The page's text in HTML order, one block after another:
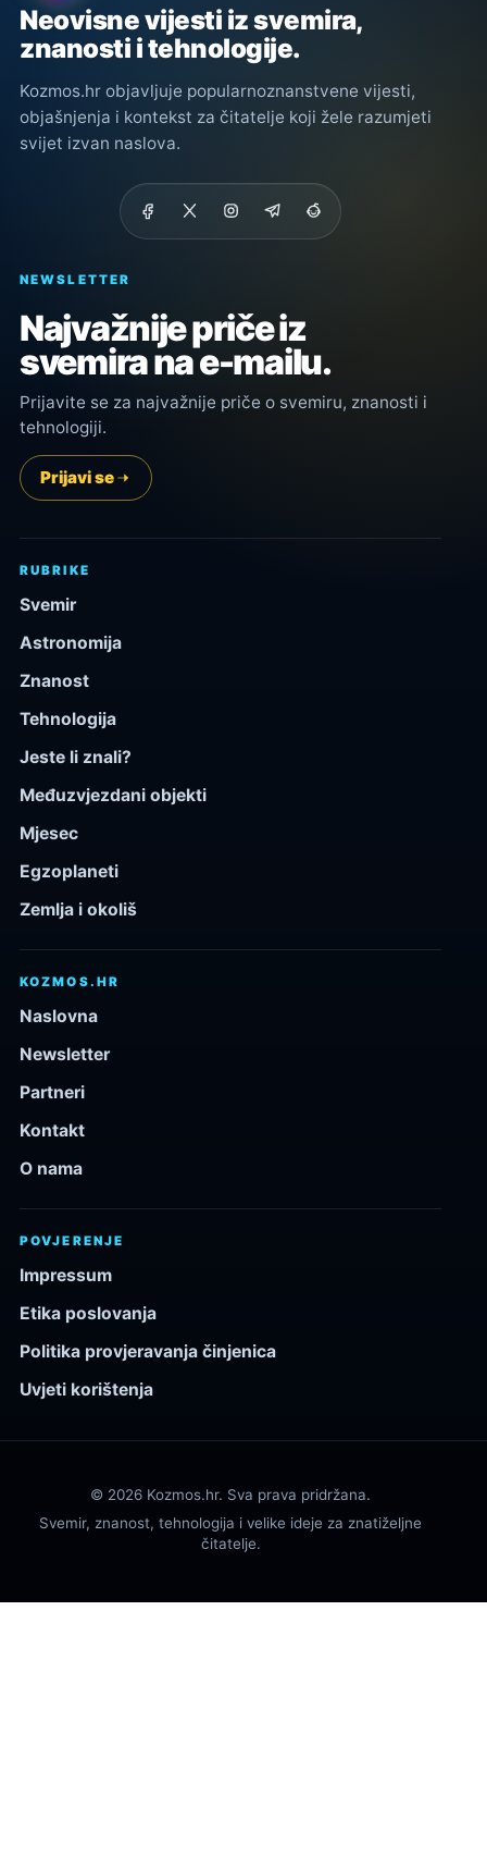
Neovisne vijesti iz svemira,
znanosti i tehnologije.
Kozmos.hr objavljuje popularnoznanstvene vijesti,
objašnjenja i kontekst za čitatelje koji žele razumjeti
svijet izvan naslova.
NEWSLETTER
Najvažnije priče iz
svemira na e-mailu.
Prijavite se za najvažnije priče o svemiru, znanosti i
tehnologiji.
Prijavi se
RUBRIKE
Svemir
Astronomija
Znanost
Tehnologija
Jeste li znali?
Međuzvjezdani objekti
Mjesec
Egzoplaneti
Zemlja i okoliš
KOZMOS.HR
Naslovna
Newsletter
Partneri
Kontakt
O nama
POVJERENJE
Impressum
Etika poslovanja
Politika provjeravanja činjenica
Uvjeti korištenja
© 2026 Kozmos.hr. Sva prava pridržana.
Svemir, znanost, tehnologija i velike ideje za znatiželjne
čitatelje.